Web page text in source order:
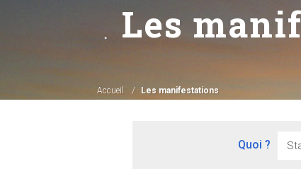
Accueil Les manifestations
Les
Quoi ?